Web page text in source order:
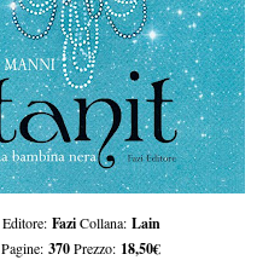
Editore: FaziCollana: Lain
Pagine: 370Prezzo: 18,50€